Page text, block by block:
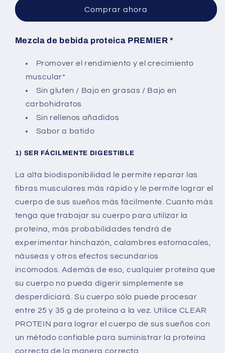
Comprar ahora
Mezcla de bebida proteica PREMIER *
Promover el rendimiento y el crecimiento
muscular*
Sin gluten / Bajo en grasas / Bajo en
carbohidratos
Sin rellenos añadidos
Sabor a batido
1) SER FÁCILMENTE DIGESTIBLE
La alta biodisponibilidad le permite reparar las
fibras musculares más rápido y le permite lograr el
cuerpo de sus sueños más fácilmente. Cuanto más
tenga que trabajar su cuerpo para utilizar la
proteína, más probabilidades tendrá de
experimentar hinchazón, calambres estomacales,
náuseas y otros efectos secundarios
incómodos. Además de eso, cualquier proteína que
su cuerpo no pueda digerir simplemente se
desperdiciará. Su cuerpo sólo puede procesar
entre 25 y 35 g de proteína a la vez. Utilice CLEAR
PROTEIN para lograr el cuerpo de sus sueños con
un método confiable para suministrar la proteína
correcta de la manera correcta